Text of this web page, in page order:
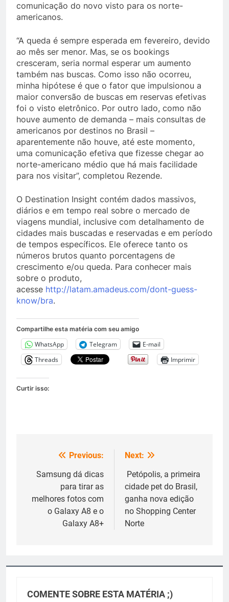
comunicação do novo visto para os norte-
americanos.
“A queda é sempre esperada em fevereiro, devido
ao mês ser menor. Mas, se os bookings
cresceram, seria normal esperar um aumento
também nas buscas. Como isso não ocorreu,
minha hipótese é que o fator que impulsionou a
maior conversão de buscas em reservas efetivas
foi o visto eletrônico. Por outro lado, como não
houve aumento de demanda – mais consultas de
americanos por destinos no Brasil –
aparentemente não houve, até este momento,
uma comunicação efetiva que fizesse chegar ao
norte-americano médio que há mais facilidade
para nos visitar”, completou Rezende.
O Destination Insight contém dados massivos,
diários e em tempo real sobre o mercado de
viagens mundial, inclusive com detalhamento de
cidades mais buscadas e reservadas e em período
de tempos específicos. Ele oferece tanto os
números brutos quanto porcentagens de
crescimento e/ou queda. Para conhecer mais
sobre o produto,
acesse http://latam.amadeus.com/dont-guess-
know/bra.
Compartilhe esta matéria com seu amigo
WhatsApp Telegram
E-mail
Threads
Imprimir
Curtir isso:
Navegação
de
Post
Previous:
Samsung dá dicas
para tirar as
melhores fotos com
o Galaxy A8 e o
Galaxy A8+
Next:
​ Petópolis, a primeira
cidade pet do Brasil,
ganha nova edição
no Shopping Center
Norte
COMENTE SOBRE ESTA MATÉRIA ;)